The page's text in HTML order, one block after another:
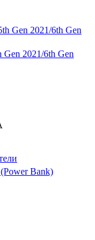
Gen 2021/6th Gen
2021/6th Gen
Bank)